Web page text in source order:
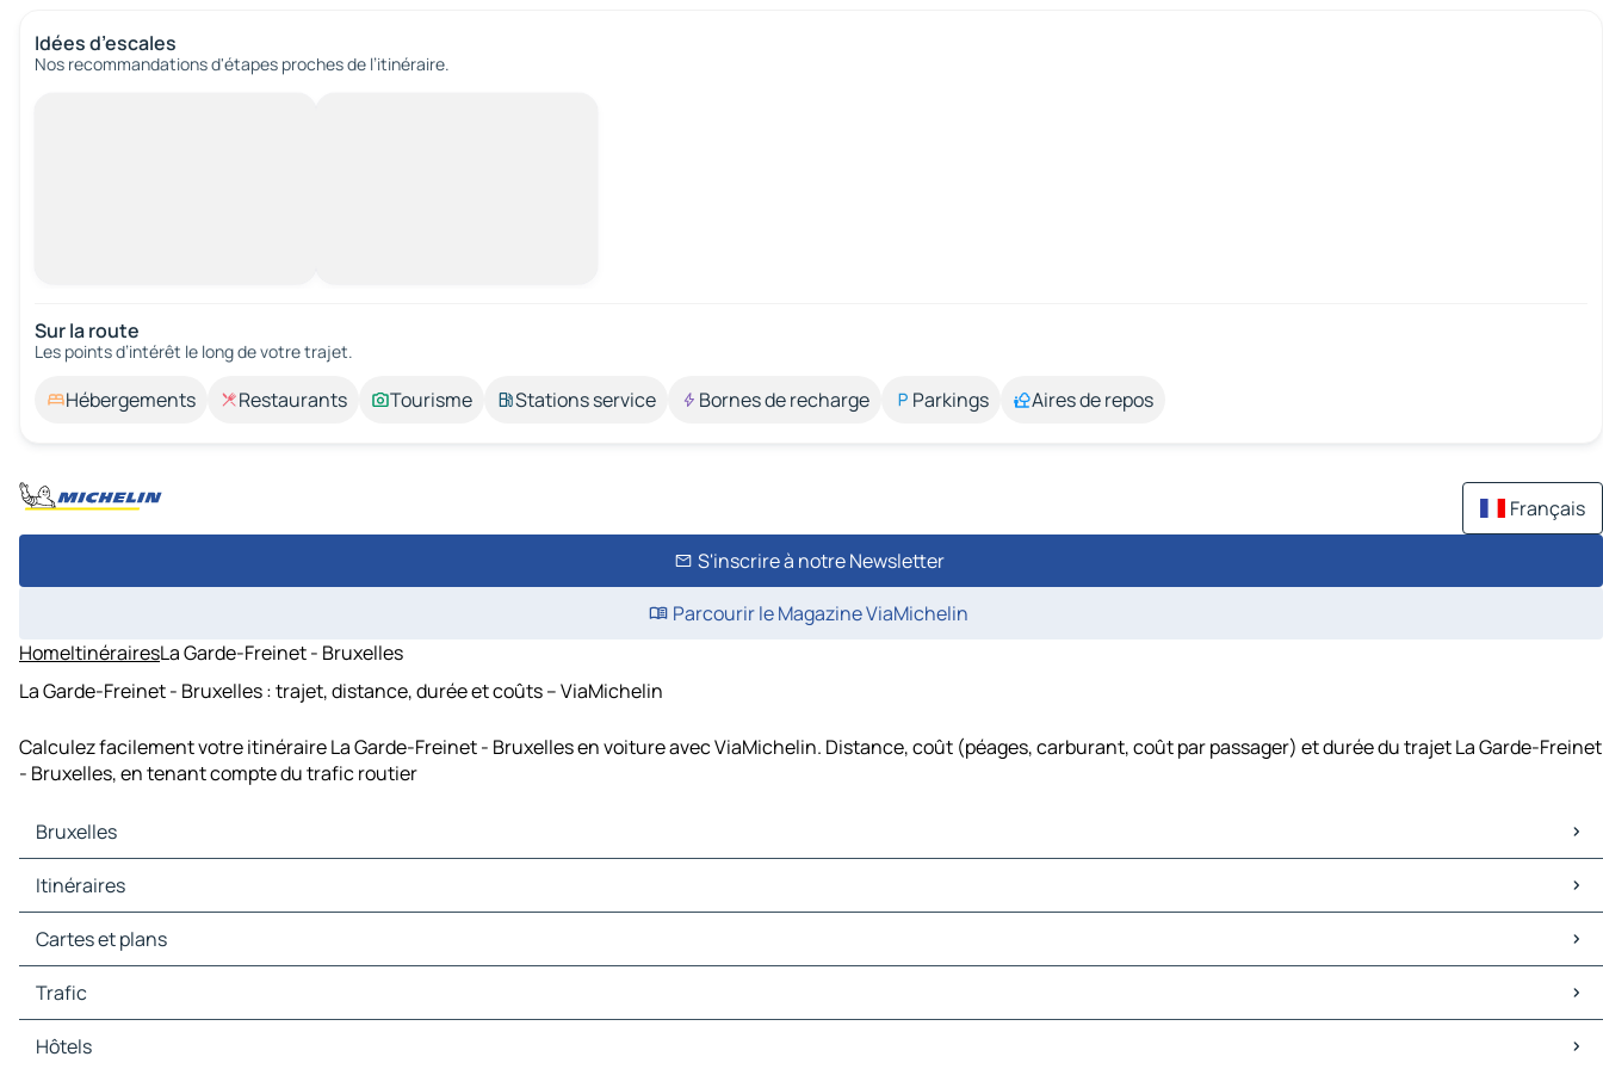
Idées d’escales
Nos recommandations d'étapes proches de l’itinéraire.
Sur la route
Les points d’intérêt le long de votre trajet.
Hébergements Restaurants Tourisme Stations service Bornes de recharge Parkings Aires de repos
Français
S'inscrire à notre Newsletter
Parcourir le Magazine ViaMichelin
HomeItinérairesLa Garde-Freinet - Bruxelles
La Garde-Freinet - Bruxelles : trajet, distance, durée et coûts – ViaMichelin
Calculez facilement votre itinéraire La Garde-Freinet - Bruxelles en voiture avec ViaMichelin. Distance, coût (péages, carburant, coût par passager) et durée du trajet La Garde-Freinet
- Bruxelles, en tenant compte du trafic routier
Bruxelles
Bruxelles Cartes et plans
Bruxelles Trafic
Bruxelles Hôtels
Bruxelles Restaurants
Bruxelles Stations-service
Itinéraires
Itinéraires Bruxelles - Anvers
Itinéraires Bruxelles - Rotterdam
Itinéraires Bruxelles - La Haye
Itinéraires Bruxelles - Amsterdam
Itinéraires Bruxelles - Düsseldorf
Itinéraires Bruxelles - Cologne
Cartes et plans
Cartes et plans Anvers
Cartes et plans Rotterdam
Cartes et plans La Haye
Cartes et plans Amsterdam
Trafic
Trafic Anvers
Trafic Rotterdam
Hôtels